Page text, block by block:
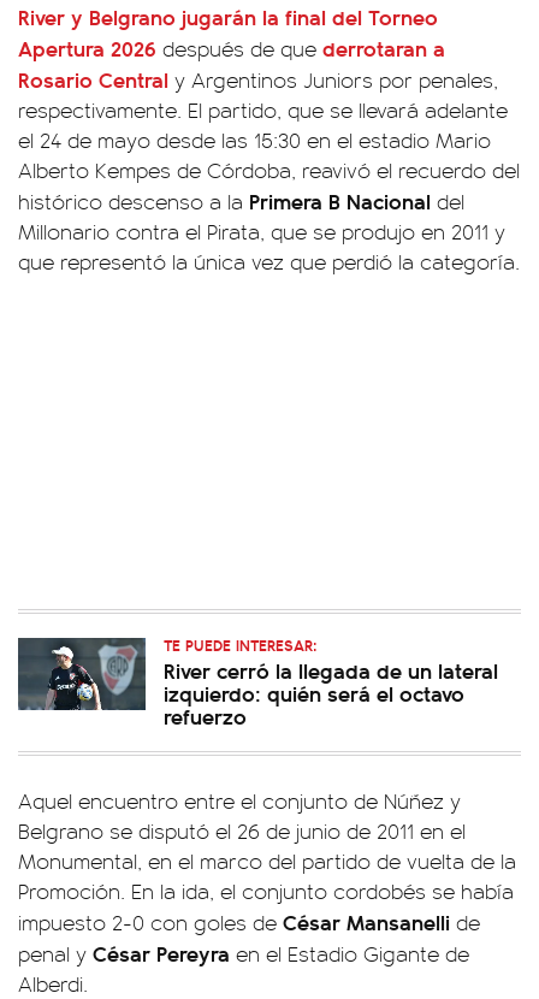
River y Belgrano jugarán la final del Torneo
Apertura 2026 después de que derrotaran a
Rosario Central y Argentinos Juniors por penales,
respectivamente. El partido, que se llevará adelante
el 24 de mayo desde las 15:30 en el estadio Mario
Alberto Kempes de Córdoba, reavivó el recuerdo del
histórico descenso a la Primera B Nacional del
Millonario contra el Pirata, que se produjo en 2011 y
que representó la única vez que perdió la categoría.
TE PUEDE INTERESAR:
River cerró la llegada de un lateral
izquierdo: quién será el octavo
refuerzo
Aquel encuentro entre el conjunto de Núñez y
Belgrano se disputó el 26 de junio de 2011 en el
Monumental, en el marco del partido de vuelta de la
Promoción. En la ida, el conjunto cordobés se había
impuesto 2-0 con goles de César Mansanelli de
penal y César Pereyra en el Estadio Gigante de
Alberdi.